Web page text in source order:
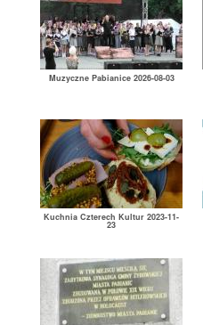
Muzyczne Pabianice 2026-08-03
Kuchnia Czterech Kultur 2023-11-
23